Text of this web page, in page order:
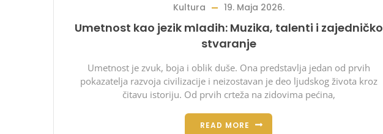
Kultura 19. Maja 2026.
Umetnost kao jezik mladih: Muzika, talenti i zajedničko
stvaranje
Umetnost je zvuk, boja i oblik duše. Ona predstavlja jedan od prvih
pokazatelja razvoja civilizacije i neizostavan je deo ljudskog života kroz
čitavu istoriju. Od prvih crteža na zidovima pećina,
READ MORE